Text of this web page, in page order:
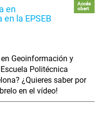
en
la EPSEB
Accés
obert
Geoinformación y
Politécnica
¿Quieres saber por
en el vídeo!